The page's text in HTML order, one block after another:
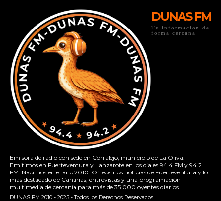
DUNAS FM
Tu informacion de
forma cercana
Emisora de radio con sede en Corralejo, municipio de La Oliva.
Emitimos en Fuerteventura y Lanzarote en los diales 94.4 FM y 94.2
FM. Nacimos en el año 2010. Ofrecemos noticias de Fuerteventura y lo
más destacado de Canarias, entrevistas y una programación
multimedia de cercanía para más de 35.000 oyentes diarios.
DUNAS FM 2010 - 2025 - Todos los Derechos Reservados.